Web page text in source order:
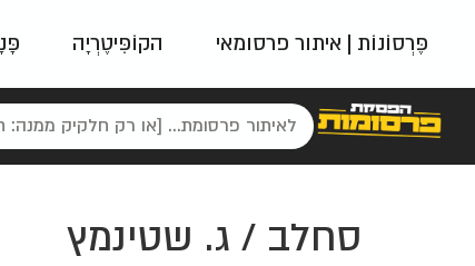
פֶּרְסוֹנוֹת | איתור פרסומאי הקוֹפִּיטֶרְיָה
פאשן
ניינטיז
סחלב / ג. שטינמץ